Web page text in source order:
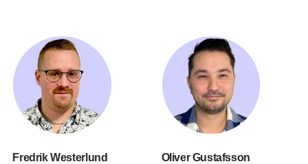
Fredrik Westerlund Oliver Gustafsson